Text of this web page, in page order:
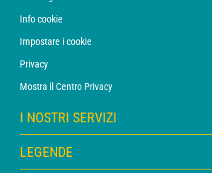
Info cookie
Impostare i cookie
Privacy
Mostra il Centro Privacy
I NOSTRI SERVIZI
Abbonamento METEO Xpert
LEGENDE